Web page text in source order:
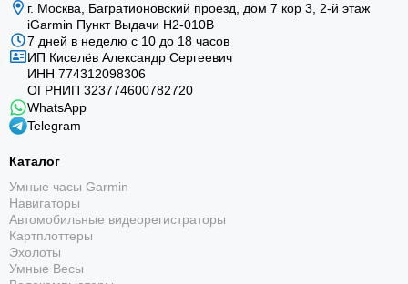
г. Москва, Багратионовский проезд, дом 7 кор 3, 2-й этаж
iGarmin Пункт Выдачи Н2-010В
7 дней в неделю с 10 до 18 часов
ИП Киселёв Александр Сергеевич
ИНН 774312098306
ОГРНИП 323774600782720
WhatsApp
Telegram
Каталог
Умные часы Garmin
Навигаторы
Автомобильные видеорегистраторы
Картплоттеры
Эхолоты
Умные Весы